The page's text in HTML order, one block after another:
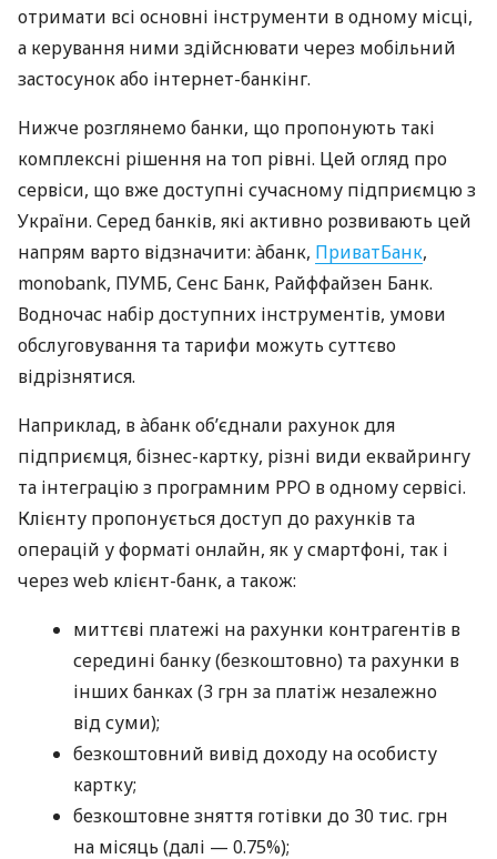
отримати всі основні інструменти в одному місці,
а керування ними здійснювати через мобільний
застосунок або інтернет-банкінг.
Нижче розглянемо банки, що пропонують такі
комплексні рішення на топ рівні. Цей огляд про
сервіси, що вже доступні сучасному підприємцю з
України. Серед банків, які активно розвивають цей
напрям варто відзначити: àбанк, ПриватБанк,
monobank, ПУМБ, Сенс Банк, Райффайзен Банк.
Водночас набір доступних інструментів, умови
обслуговування та тарифи можуть суттєво
відрізнятися.
Наприклад, в àбанк об’єднали рахунок для
підприємця, бізнес-картку, різні види еквайрингу
та інтеграцію з програмним РРО в одному сервісі.
Клієнту пропонується доступ до рахунків та
операцій у форматі онлайн, як у смартфоні, так і
через web клієнт-банк, а також:
миттєві платежі на рахунки контрагентів в
середині банку (безкоштовно) та рахунки в
інших банках (3 грн за платіж незалежно
від суми);
безкоштовний вивід доходу на особисту
картку;
безкоштовне зняття готівки до 30 тис. грн
на місяць (далі — 0.75%);